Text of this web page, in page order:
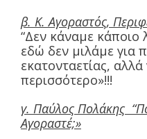
β. Κ. Αγοραστός,
“Δεν κάναμε κάποιο
εδώ δεν μιλάμε για
εκατονταετίας,
περισσότερο»!!!
γ. Παύλος Πολάκης
Αγοραστέ;»